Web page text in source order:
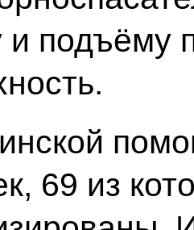
и подъёму
69 из